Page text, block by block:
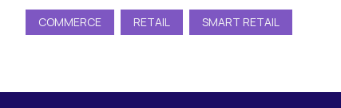
COMMERCE RETAIL SMART RETAIL